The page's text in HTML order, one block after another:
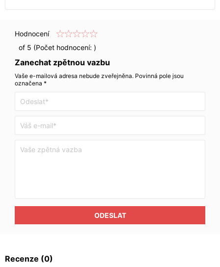
Hodnocení
of 5 (Počet hodnocení: )
Zanechat zpětnou vazbu
Vaše e-mailová adresa nebude zveřejněna. Povinná pole jsou
označena *
ODESLAT
Recenze (0)